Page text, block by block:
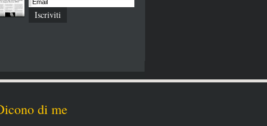
Iscriviti
di me